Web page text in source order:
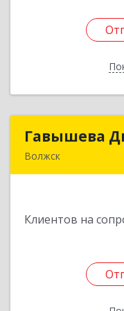
Гавышева
Волжск
Клиентов на